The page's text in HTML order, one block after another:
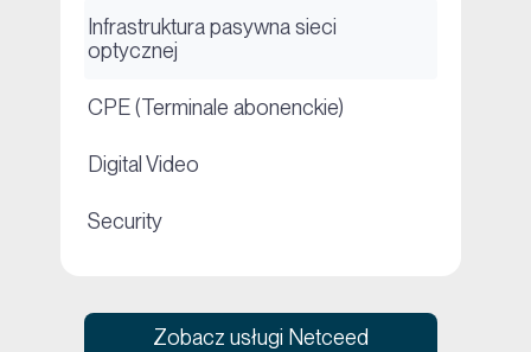
Infrastruktura pasywna sieci
optycznej
CPE (Terminale abonenckie)
Digital Video
Security
Zobacz usługi Netceed